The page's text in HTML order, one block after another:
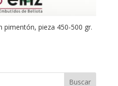
pimentón, pieza 450-500 gr.